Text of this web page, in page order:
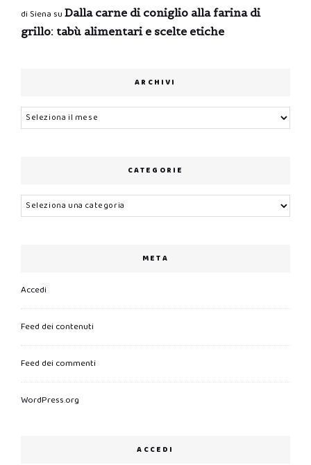
di Siena su Dalla carne di coniglio alla farina di
grillo: tabù alimentari e scelte etiche
ARCHIVI
Archivi
CATEGORIE
Categorie
META
Accedi
Feed dei contenuti
Feed dei commenti
WordPress.org
ACCEDI